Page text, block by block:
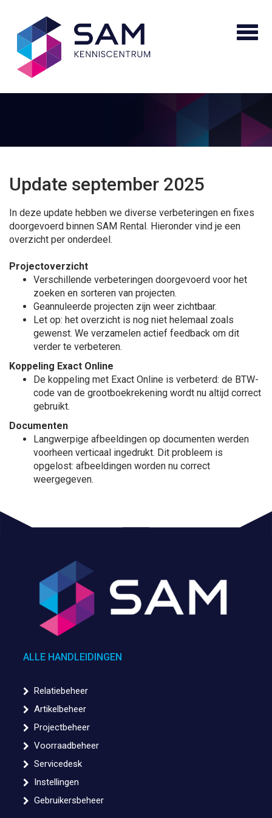
Update september 2025
In deze update hebben we diverse verbeteringen en fixes
doorgevoerd binnen SAM Rental. Hieronder vind je een
overzicht per onderdeel.
Projectoverzicht
Verschillende verbeteringen doorgevoerd voor het
zoeken en sorteren van projecten.
Geannuleerde projecten zijn weer zichtbaar.
Let op: het overzicht is nog niet helemaal zoals
gewenst. We verzamelen actief feedback om dit
verder te verbeteren.
Koppeling Exact Online
De koppeling met Exact Online is verbeterd: de BTW-
code van de grootboekrekening wordt nu altijd correct
gebruikt.
Documenten
Langwerpige afbeeldingen op documenten werden
voorheen verticaal ingedrukt. Dit probleem is
opgelost: afbeeldingen worden nu correct
weergegeven.
ALLE HANDLEIDINGEN
Relatiebeheer
Artikelbeheer
Projectbeheer
Voorraadbeheer
Servicedesk
Instellingen
Gebruikersbeheer